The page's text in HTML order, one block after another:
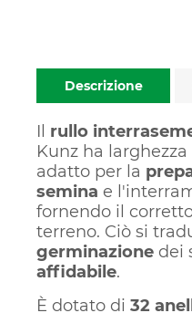
Descrizione
Il rullo
Kunz ha
adatto per la
semina e
fornendo il
terreno. Ciò si
germinazione dei
affidabile.
È dotato di 32